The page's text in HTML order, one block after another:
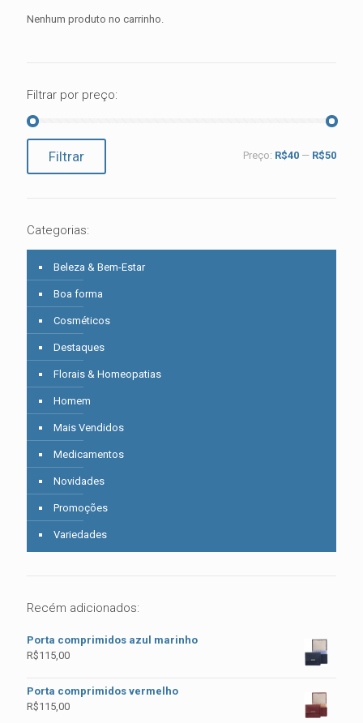
Nenhum produto no carrinho.
Filtrar por preço:
mínimo
máximoFiltrar Preço: R$40 — R$50
Categorias:
Beleza & Bem-Estar
Boa forma
Cosméticos
Destaques
Florais & Homeopatias
Homem
Mais Vendidos
Medicamentos
Novidades
Promoções
Variedades
Recém adicionados:
Porta comprimidos azul marinho
R$115,00
Porta comprimidos vermelho
R$115,00